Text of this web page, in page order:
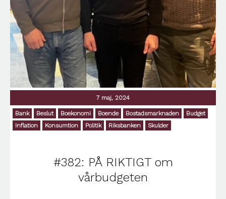
7 maj, 2024
Bank Beslut Boekonomi Boende Bostadsmarknaden
Budget
Inflation
Konsumtion Politik Riksbanken Skulder
#382: PÅ RIKTIGT om
vårbudgeten